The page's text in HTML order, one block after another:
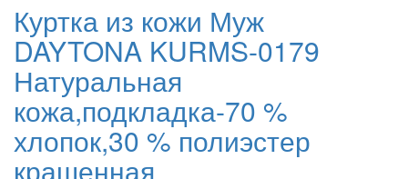
Куртка из кожи Муж
DAYTONA KURMS-0179
Натуральная
кожа,подкладка-70 %
хлопок,30 % полиэстер
крашенная